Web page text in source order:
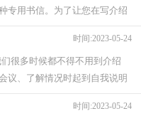
专用书信。为了让您在写介绍
时间:2023-05-24
很多时候都不得不用到介绍
议、了解情况时起到自我说明
时间:2023-05-24